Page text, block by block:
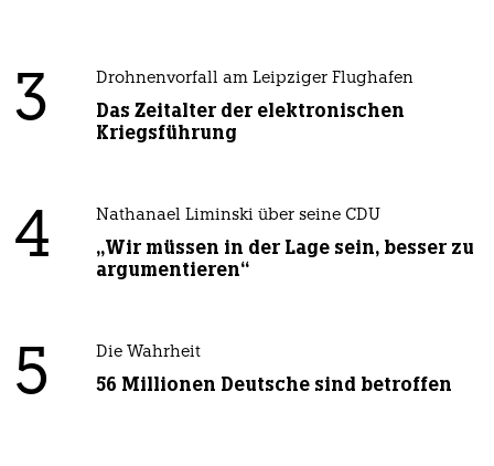
3 Drohnenvorfall am Leipziger Flughafen
Das Zeitalter der elektronischen
Kriegsführung
4 Nathanael Liminski über seine CDU
„Wir müssen in der Lage sein, besser zu
argumentieren“
5 Die Wahrheit
56 Millionen Deutsche sind betroffen